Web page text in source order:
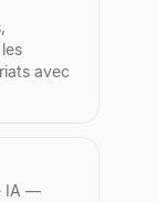
avec
IA —